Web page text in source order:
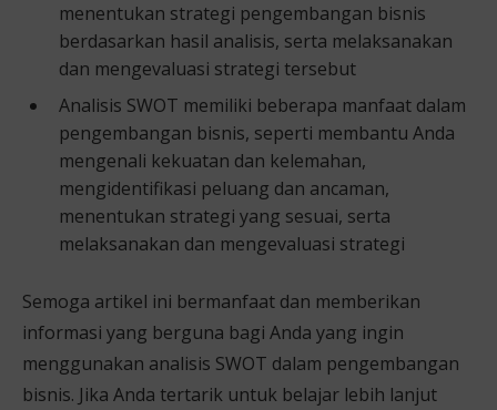
menentukan strategi pengembangan bisnis
berdasarkan hasil analisis, serta melaksanakan
dan mengevaluasi strategi tersebut
Analisis SWOT memiliki beberapa manfaat dalam
pengembangan bisnis, seperti membantu Anda
mengenali kekuatan dan kelemahan,
mengidentifikasi peluang dan ancaman,
menentukan strategi yang sesuai, serta
melaksanakan dan mengevaluasi strategi
Semoga artikel ini bermanfaat dan memberikan
informasi yang berguna bagi Anda yang ingin
menggunakan analisis SWOT dalam pengembangan
bisnis. Jika Anda tertarik untuk belajar lebih lanjut